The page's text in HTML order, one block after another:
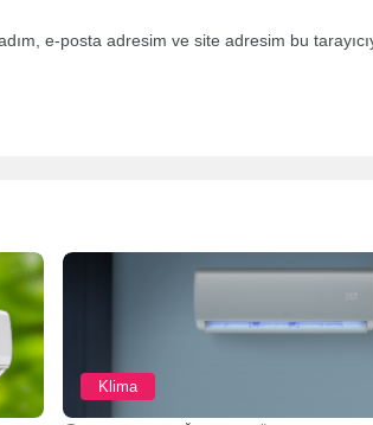
e-posta adresim ve site adresim bu
Klima